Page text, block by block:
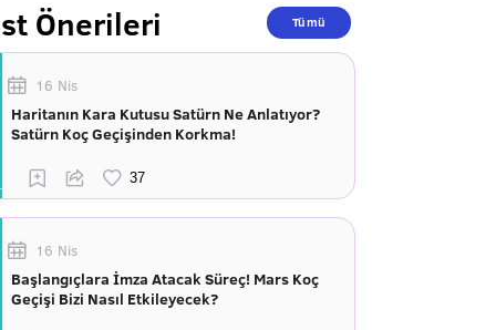
Önerileri Tümü
16 Nis
Haritanın Kara Kutusu Satürn Ne Anlatıyor?
Satürn Koç Geçişinden Korkma!
16 Nis
Başlangıçlara İmza Atacak Süreç! Mars Koç
Geçişi Bizi Nasıl Etkileyecek?